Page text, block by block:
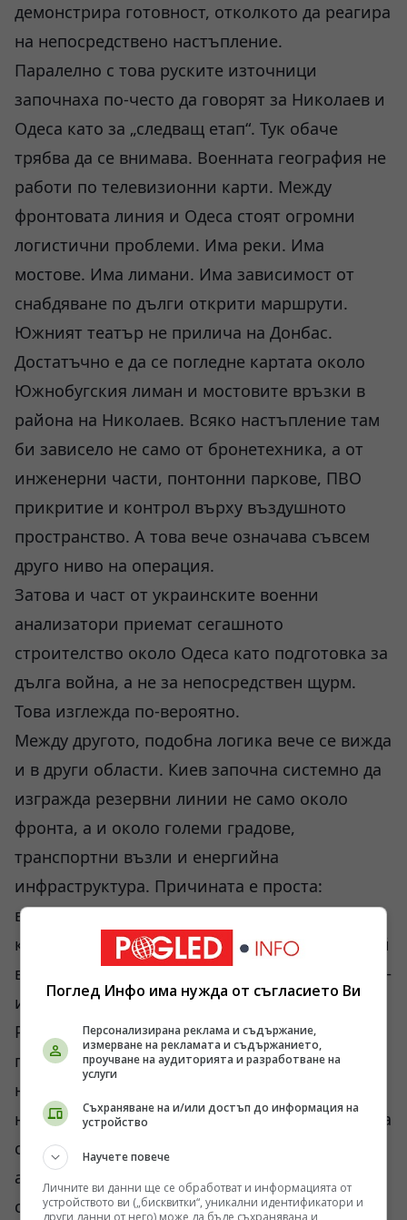
демонстрира готовност, отколкото да реагира
на непосредствено настъпление.
Паралелно с това руските източници
започнаха по-често да говорят за Николаев и
Одеса като за „следващ етап“. Тук обаче
трябва да се внимава. Военната география не
работи по телевизионни карти. Между
фронтовата линия и Одеса стоят огромни
логистични проблеми. Има реки. Има
мостове. Има лимани. Има зависимост от
снабдяване по дълги открити маршрути.
Южният театър не прилича на Донбас.
Достатъчно е да се погледне картата около
Южнобугския лиман и мостовите връзки в
района на Николаев. Всяко настъпление там
би зависело не само от бронетехника, а от
инженерни части, понтонни паркове, ПВО
прикритие и контрол върху въздушното
пространство. А това вече означава съвсем
друго ниво на операция.
Затова и част от украинските военни
анализатори приемат сегашното
строителство около Одеса като подготовка за
дълга война, а не за непосредствен щурм.
Това изглежда по-вероятно.
Между другото, подобна логика вече се вижда
и в други области. Киев започна системно да
изгражда резервни линии не само около
фронта, а и около големи градове,
транспортни възли и енергийна
инфраструктура. Причината е проста:
войната постепенно премина от маневрен
към изтощителен модел. При такъв сценарий
всяка отбранителна линия — дори непълна —
има стойност, ако печели време.
Русия също промени тактиката си през
последните две години. Масирани фронтални
настъпления с големи колони почти не се
наблюдават в предишния им вид. Вместо това
се използват удари с дронове, авиация,
артилерия и постепенно разузнаване на
слабите участъци. Това означава, че всяка
Поглед Инфо има нужда от съгласието Ви
Персонализирана реклама и съдържание,
измерване на рекламата и съдържанието,
проучване на аудиторията и разработване на
услуги
Съхраняване на и/или достъп до информация на
устройство
Научете повече
Личните ви данни ще се обработват и информацията от
устройството ви („бисквитки“, уникални идентификатори и
други данни от него) може да бъде съхранявана и